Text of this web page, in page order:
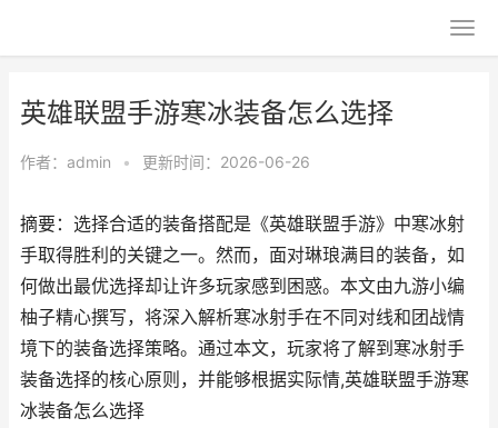
英雄联盟手游寒冰装备怎么选择
作者： admin • 更新时间：2026-06-26
摘要：选择合适的装备搭配是《英雄联盟手游》中寒冰射
手取得胜利的关键之一。然而，面对琳琅满目的装备，如
何做出最优选择却让许多玩家感到困惑。本文由九游小编
柚子精心撰写，将深入解析寒冰射手在不同对线和团战情
境下的装备选择策略。通过本文，玩家将了解到寒冰射手
装备选择的核心原则，并能够根据实际情,英雄联盟手游寒
冰装备怎么选择